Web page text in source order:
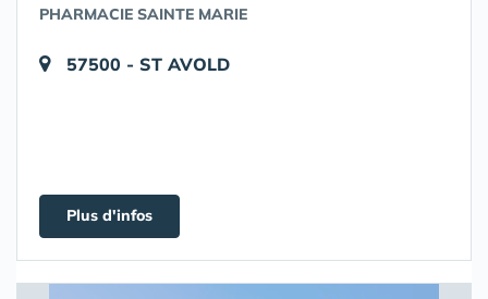
PHARMACIE SAINTE MARIE
57500 - ST AVOLD
Plus d'infos